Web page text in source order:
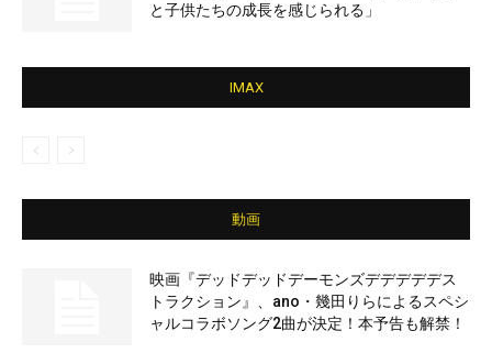
と子供たちの成長を感じられる」
IMAX
動画
映画『デッドデッドデーモンズデデデデデス
トラクション』、ano・幾田りらによるスペシ
ャルコラボソング2曲が決定！本予告も解禁！